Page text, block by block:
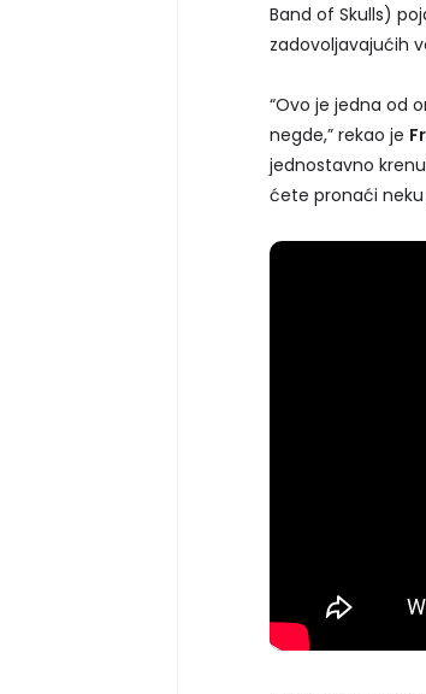
Band of Skulls)
zadovoljavajućih
“Ovo je jedna od
negde,” rekao je
jednostavno
ćete pronaći neku